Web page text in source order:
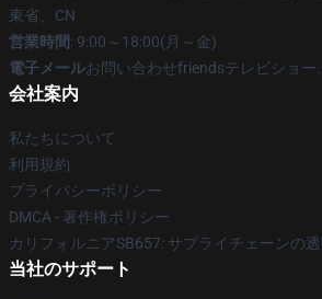
東省、CN
営業時間: 9:00～18:00(月～金)
電子メールお問い合わせfriendsテレビショー
会社案内
私たちについて
利用規約
プライバシーポリシー
DMCA - 著作権ポリシー
カリフォルニアSB657: サプライチェーンの
当社のサポート